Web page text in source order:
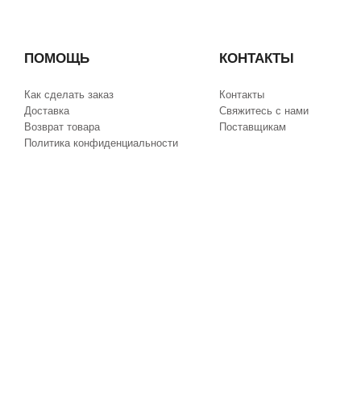
ПОМОЩЬ
Как сделать заказ
Доставка
Возврат товара
Политика конфиденциальности
КОНТАКТЫ
Контакты
Свяжитесь с нами
Поставщикам